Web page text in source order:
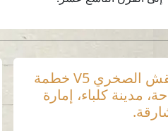
النقش الصخري V5 خطمة
مدينة كلباء، إمارة